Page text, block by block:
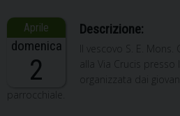
domenica
2
Descrizione:
Il vescovo S. E.
alla Via Crucis presso
organizzata dai
parrocchiale.